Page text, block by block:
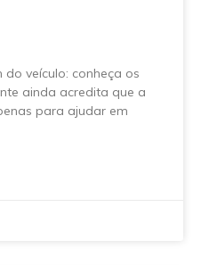
veículo: conheça os
ainda acredita que a
para ajudar em